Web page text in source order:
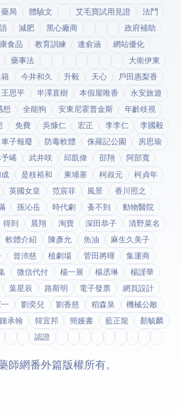
藥局 體驗文 艾毛寶試用見證
法鬥
減肥 黑心廠商
政府補助
食品 教育訓練 連俞涵
網站優化
藥事法
大衛伊東
今井和久 升毅 天心
戶田惠梨香
王思平 半澤直樹 本假屋唯香
永安旅遊
想 全能狗 安東尼霍普金斯
年齡歧視
免費 吳慷仁 宏正 李李仁
李國毅
車子報廢 防毒軟體 侏羅記公園
房思瑜
晞 武井咲 邱凱偉 邵翔
阿部寬
是枝裕和 柬埔寨 柯叔元
柯貞年
英國女皇 范宸菲 風景
香川照之
孫沁岳 時代劇 蚤不到
動物醫院
得到app 晨翔 淘寶 深田恭子
清野菜名
軟體介紹 陳彥允 魚油
麻生久美子
曾沛慈 植劇場 菅田將暉
集運商
微信代付 楊一展 楊丞琳
楊謹華
葉星辰 路斯明 電子發票
網頁設計
劉奕兒 劉香慈 稻森泉
機械公敵
鍾承翰 韓宜邦 簡嫚書 藍正龍
顏毓麟
fda認證
活力藥師網番外篇. 版權所有。